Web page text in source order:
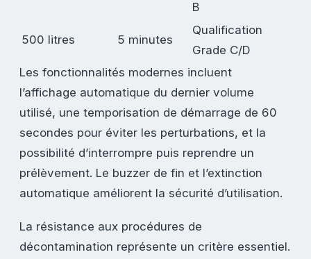
B
500 litres 5 minutes
Qualification
Grade C/D
Les fonctionnalités modernes incluent
l’affichage automatique du dernier volume
utilisé, une temporisation de démarrage de 60
secondes pour éviter les perturbations, et la
possibilité d’interrompre puis reprendre un
prélèvement. Le buzzer de fin et l’extinction
automatique améliorent la sécurité d’utilisation.
La résistance aux procédures de
décontamination représente un critère essentiel.